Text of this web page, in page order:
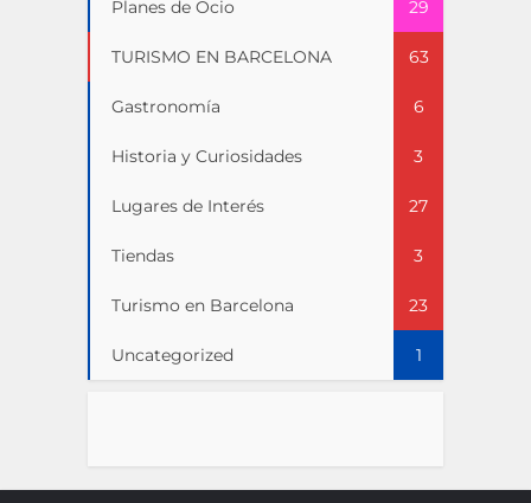
Planes de Ocio 29
TURISMO EN BARCELONA 63
Gastronomía 6
Historia y Curiosidades 3
Lugares de Interés 27
Tiendas 3
Turismo en Barcelona 23
Uncategorized 1